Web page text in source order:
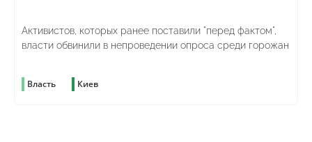
Активистов, которых ранее поставили "перед фактом",
власти обвинили в непроведении опроса среди горожан
Власть Киев